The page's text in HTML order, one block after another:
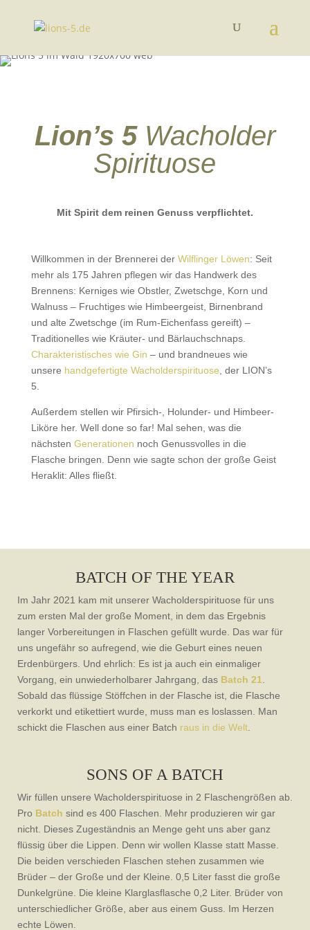
Lion’s 5Wacholder
Spirituose
Mit Spirit dem reinen Genuss verpflichtet.
Willkommen in der Brennerei der Wilflinger Löwen: Seit
mehr als 175 Jahren pflegen wir das Handwerk des
Brennens: Kerniges wie Obstler, Zwetschge, Korn und
Walnuss – Fruchtiges wie Himbeergeist, Birnenbrand
und alte Zwetschge (im Rum-Eichenfass gereift) –
Traditionelles wie Kräuter- und Bärlauchschnaps.
Charakteristisches wie Gin – und brandneues wie
unsere handgefertigte Wacholderspirituose , der LION’s
5.
Außerdem stellen wir Pfirsich-, Holunder- und Himbeer-
Liköre her. Well done so far! Mal sehen, was die
nächsten Generationen noch Genussvolles in die
Flasche bringen. Denn wie sagte schon der große Geist
Heraklit: Alles fließt.
BATCH OF THE YEAR
Im Jahr 2021 kam mit unserer Wacholderspirituose für uns
zum ersten Mal der große Moment, in dem das Ergebnis
langer Vorbereitungen in Flaschen gefüllt wurde. Das war für
uns ungefähr so aufregend, wie die Geburt eines neuen
Erdenbürgers. Und ehrlich: Es ist ja auch ein einmaliger
Vorgang, ein unwiederholbarer Jahrgang, das Batch 21
Sobald das flüssige Stöffchen in der Flasche ist, die Flasche
verkorkt und etikettiert wurde, muss man es loslassen. Man
schickt die Flaschen aus einer Batch raus in die Welt
SONS OF A BATCH
Wir füllen unsere Wacholderspirituose in 2 Flaschengrößen ab.
Pro Batch sind es 400 Flaschen. Mehr produzieren wir gar
nicht. Dieses Zugeständnis an Menge geht uns aber ganz
flüssig über die Lippen. Denn wir wollen Klasse statt Masse.
Die beiden verschieden Flaschen stehen zusammen wie
Brüder – der Große und der Kleine. 0,5 Liter fasst die große
Dunkelgrüne. Die kleine Klarglasflasche 0,2 Liter. Brüder von
unterschiedlicher Größe, aber aus einem Guss. Im Herzen
echte Löwen.